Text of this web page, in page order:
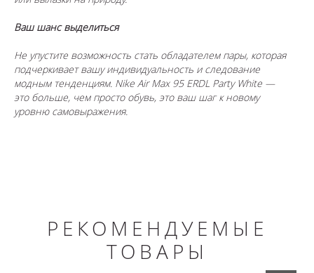
Ваш шанс выделиться
Не упустите возможность стать обладателем пары, которая
подчеркивает вашу индивидуальность и следование
модным тенденциям. Nike Air Max 95 ERDL Party White —
это больше, чем просто обувь, это ваш шаг к новому
уровню самовыражения.
РЕКОМЕНДУЕМЫЕ
ТОВАРЫ